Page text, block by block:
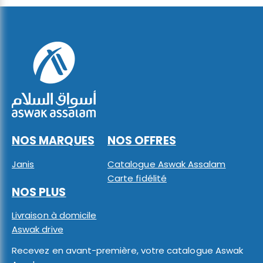
NOS MARQUES
Janis
NOS OFFRES
Catalogue Aswak Assalam
Carte fidélité
NOS PLUS
Livraison à domicile
Aswak drive
Recevez en avant-première, votre catalogue Aswak